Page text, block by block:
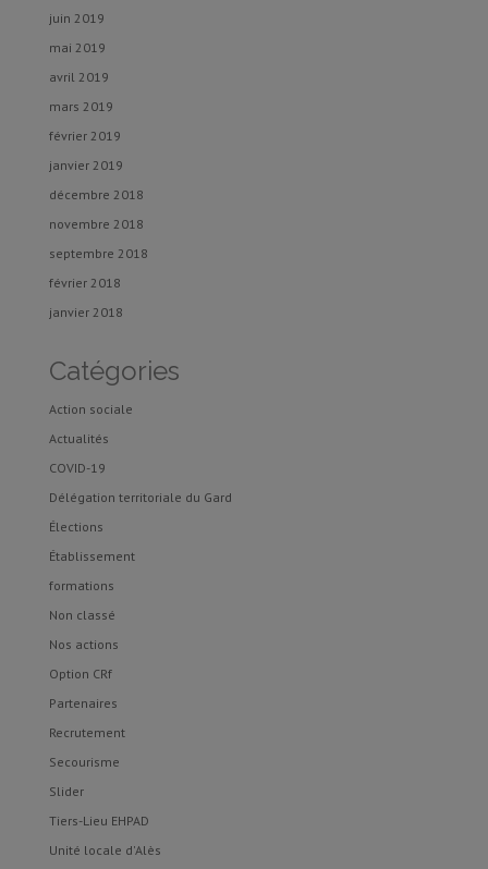
juin 2019
mai 2019
avril 2019
mars 2019
février 2019
janvier 2019
décembre 2018
novembre 2018
septembre 2018
février 2018
janvier 2018
Catégories
Action sociale
Actualités
COVID-19
Délégation territoriale du Gard
Élections
Établissement
formations
Non classé
Nos actions
Option CRf
Partenaires
Recrutement
Secourisme
Slider
Tiers-Lieu EHPAD
Unité locale d'Alès